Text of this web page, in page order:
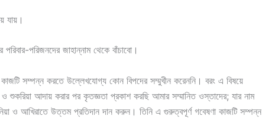
যায়।
পরিজনদের জাহান্নাম থেকে বাঁচাবো।
সম্পন্ন করতে উল্লেখযোগ্য কোন বিপদের সম্মুখীন করেননি। বরং এ বিষয়ে
আদায় করার পর কৃতজ্ঞতা প্রকাশ করছি আমার সম্মানিত ওস্তাদের; যার নাম
ও আখিরাতে উত্তম প্রতিদান দান করুন। তিনি এ গুরুত্বপূর্ণ গবেষণা কাজটি সম্পন্ন